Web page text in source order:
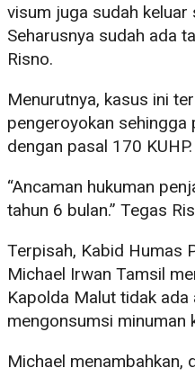
visum juga sudah keluar
Seharusnya sudah ada
Risno.
Menurutnya, kasus ini
pengeroyokan sehingga
dengan pasal 170 KUHP.
“Ancaman hukuman
tahun 6 bulan.” Tegas
Terpisah, Kabid Humas
Michael Irwan Tamsil
Kapolda Malut tidak
mengonsumsi minuman
Michael menambahkan,